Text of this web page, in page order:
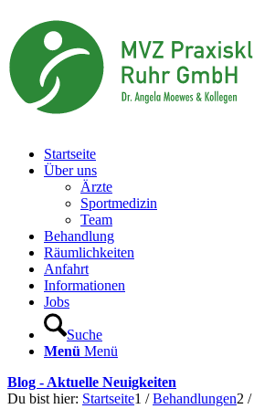
Startseite
Über uns
Ärzte
Sportmedizin
Team
Behandlung
Räumlichkeiten
Anfahrt
Informationen
Jobs
Suche
Menü Menü
Blog - Aktuelle Neuigkeiten
Du bist hier: Startseite1 / Behandlungen2 /